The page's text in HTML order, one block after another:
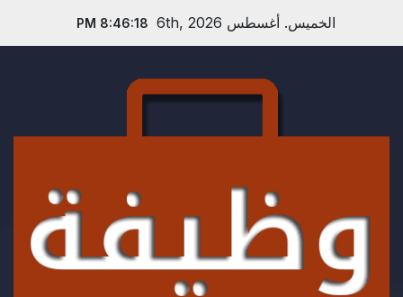
الخميس. أغسطس 6th, 2026 8:46:18 PM